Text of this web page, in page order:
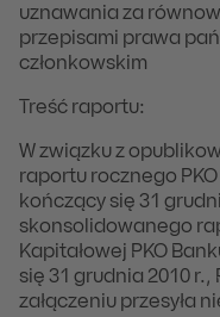
uznawania za
przepisami prawa
członkowskim
Treść raportu:
W związku z
raportu rocznego
kończący się 31
skonsolidowanego
Kapitałowej PKO
się 31 grudnia 2010 r.,
załączeniu przesyła